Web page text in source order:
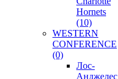
Hornets
(10)
WESTERN
CONFERENCE
(0)
Лос-
Анджелес